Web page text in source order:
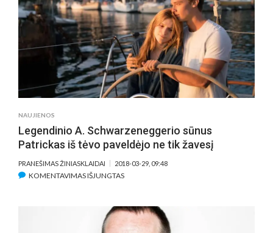
PROJEKTAMS
LIETUVOJE
–
NUO
FESTIVALIŲ
IKI
NEĮGALIESIEMS
SKIRTO
NAUJIENOS
Legendinio A. Schwarzeneggerio sūnus
Patrickas iš tėvo paveldėjo ne tik žavesį
PRANEŠIMAS ŽINIASKLAIDAI 2018-03-29, 09:48
KOMENTAVIMAS IŠJUNGTASĮRAŠE
SCHWARZENEGGERIO
SŪNUS